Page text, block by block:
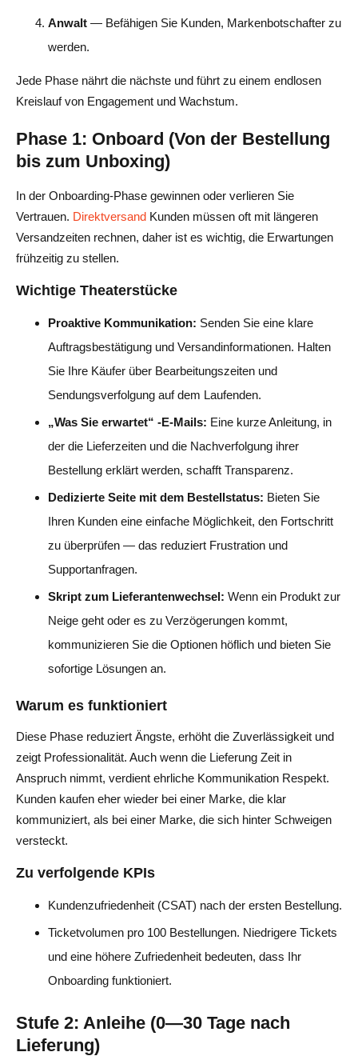
Anwalt — Befähigen Sie Kunden, Markenbotschafter zu
werden.
Jede Phase nährt die nächste und führt zu einem endlosen
Kreislauf von Engagement und Wachstum.
Phase 1: Onboard (Von der Bestellung
bis zum Unboxing)
In der Onboarding-Phase gewinnen oder verlieren Sie
Vertrauen. Direktversand Kunden müssen oft mit längeren
Versandzeiten rechnen, daher ist es wichtig, die Erwartungen
frühzeitig zu stellen.
Wichtige Theaterstücke
Proaktive Kommunikation: Senden Sie eine klare
Auftragsbestätigung und Versandinformationen. Halten
Sie Ihre Käufer über Bearbeitungszeiten und
Sendungsverfolgung auf dem Laufenden.
„Was Sie erwartet“ -E-Mails: Eine kurze Anleitung, in
der die Lieferzeiten und die Nachverfolgung ihrer
Bestellung erklärt werden, schafft Transparenz.
Dedizierte Seite mit dem Bestellstatus: Bieten Sie
Ihren Kunden eine einfache Möglichkeit, den Fortschritt
zu überprüfen — das reduziert Frustration und
Supportanfragen.
Skript zum Lieferantenwechsel: Wenn ein Produkt zur
Neige geht oder es zu Verzögerungen kommt,
kommunizieren Sie die Optionen höflich und bieten Sie
sofortige Lösungen an.
Warum es funktioniert
Diese Phase reduziert Ängste, erhöht die Zuverlässigkeit und
zeigt Professionalität. Auch wenn die Lieferung Zeit in
Anspruch nimmt, verdient ehrliche Kommunikation Respekt.
Kunden kaufen eher wieder bei einer Marke, die klar
kommuniziert, als bei einer Marke, die sich hinter Schweigen
versteckt.
Zu verfolgende KPIs
Kundenzufriedenheit (CSAT) nach der ersten Bestellung.
Ticketvolumen pro 100 Bestellungen. Niedrigere Tickets
und eine höhere Zufriedenheit bedeuten, dass Ihr
Onboarding funktioniert.
Stufe 2: Anleihe (0—30 Tage nach
Lieferung)